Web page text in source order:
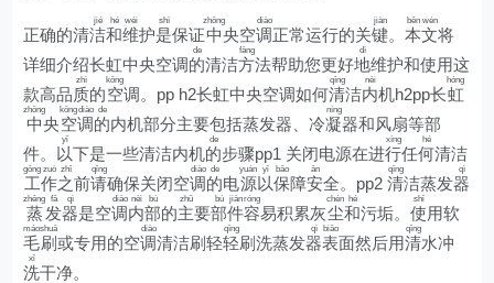
正确的清洁
jié
和
hé
维
wéi
护是
shì
保证中
zhōng
央空调
diào
正常运行的关键
jiàn
。本
běn
文
wén
将
详细介绍长虹中央空调的
de
清洁方
fāng
法帮助您更好地
dì
维护和使用这
款高品质
zhì
的空
kōng
调。pp h2长虹中央空调如何清
qīng
洁内
nèi
机h2pp长虹
hóng
中
zhōng
央空
kōng
调
diào
的
de
内机部分主要包括蒸发器、冷凝
níng
器和风扇等部
件。
以
yǐ
下是一些清洁内机的
de
步骤pp1 关闭电源在进行
xíng
任何
hé
清洁
工
gōng
作
zuò
之
zhī
前请
qǐng
确保关闭空调
diào
的
de
电源
yuán
以
yǐ
保
bǎo
障安
ān
全。pp2清
qīng
洁蒸发器
qì
蒸
zhēng
发
fā
器
qì
是空调
diào
内
nèi
部
bù
的主
zhǔ
要部
bù
件
jiàn
容
róng
易积累灰尘
chén
和
hé
污垢。使
shǐ
用软
毛
máo
刷
shuā
或专用的空调
diào
清洁刷轻轻
qīng
刷洗蒸发器
qì
表
biǎo
面然后用清
qīng
水冲
洗
xǐ
干净。